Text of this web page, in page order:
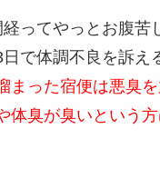
ってやっとお腹苦
で体調不良を訴え
まった宿便は悪臭
体臭が臭いという